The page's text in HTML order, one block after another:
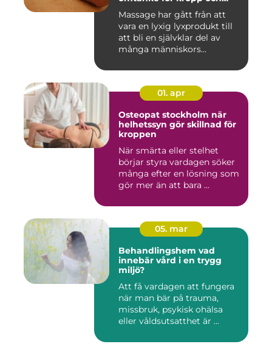
Massage har gått från att
vara en lyxig lyxprodukt till
att bli en självklar del av
många människors...
01. apr
Osteopat stockholm när
helhetssyn gör skillnad för
kroppen
När smärta eller stelhet
börjar styra vardagen söker
många efter en lösning som
gör mer än att bara ...
05. mar
Behandlingshem vad
innebär vård i en trygg
miljö?
Att få vardagen att fungera
när man bär på trauma,
missbruk, psykisk ohälsa
eller våldsutsatthet är ...